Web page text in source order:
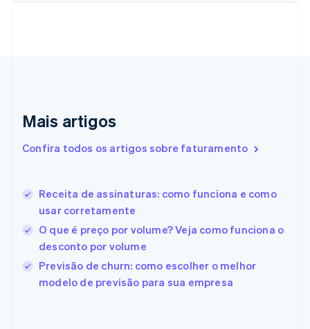
Mais artigos
Confira todos os artigos sobre faturamento
Receita de assinaturas: como funciona e como
usar corretamente
O que é preço por volume? Veja como funciona o
desconto por volume
Previsão de churn: como escolher o melhor
modelo de previsão para sua empresa
Croácia
Eslovênia
Espanha
EnglishEspañol简体中文
Estônia
Finlândia
EnglishSvenska
França
Gibraltar